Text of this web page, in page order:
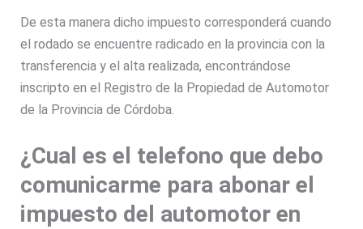
De esta manera dicho impuesto corresponderá cuando
el rodado se encuentre radicado en la provincia con la
transferencia y el alta realizada, encontrándose
inscripto en el Registro de la Propiedad de Automotor
de la Provincia de Córdoba.
¿Cual es el telefono que debo
comunicarme para abonar el
impuesto del automotor en